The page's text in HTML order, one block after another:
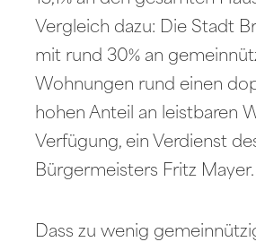
Vergleich dazu: Die Stadt
mit rund 30% an
Wohnungen rund einen
hohen Anteil an leistbaren
Verfügung, ein Verdienst
Bürgermeisters Fritz Mayer.
Dass zu wenig